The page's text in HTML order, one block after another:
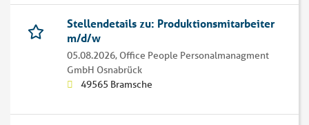
Stellendetails zu: Produktionsmitarbeiter
m/d/w
05.08.2026, Office People Personalmanagment
GmbH Osnabrück
49565 Bramsche